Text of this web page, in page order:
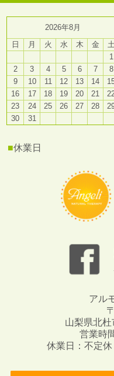
2026年8月
日
月 火 水 木 金
土
1
2
3 4 5 6 7
8
9
10 11 12 13 14
16
17 18 19 20 21
23
24 25 26 27 28
30
31
■休業日
アル
山梨県北
営業時
休業日：不定休